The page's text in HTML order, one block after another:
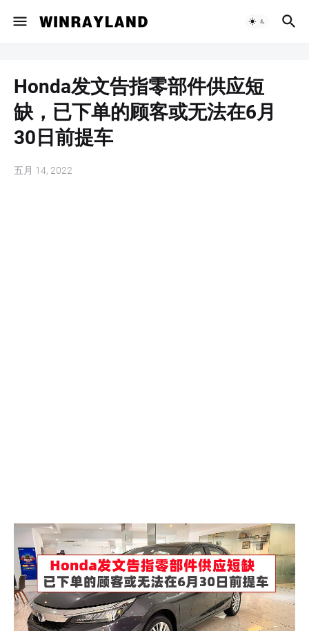
Honda发文告指零部件供应短
缺，已下单的顾客或无法在6月
30日前提车
五月 14, 2022